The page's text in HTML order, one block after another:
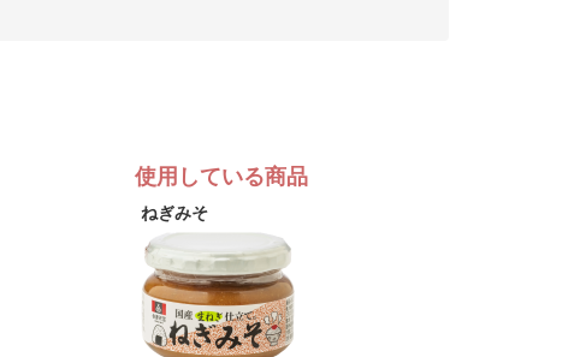
使用している商品
ねぎみそ